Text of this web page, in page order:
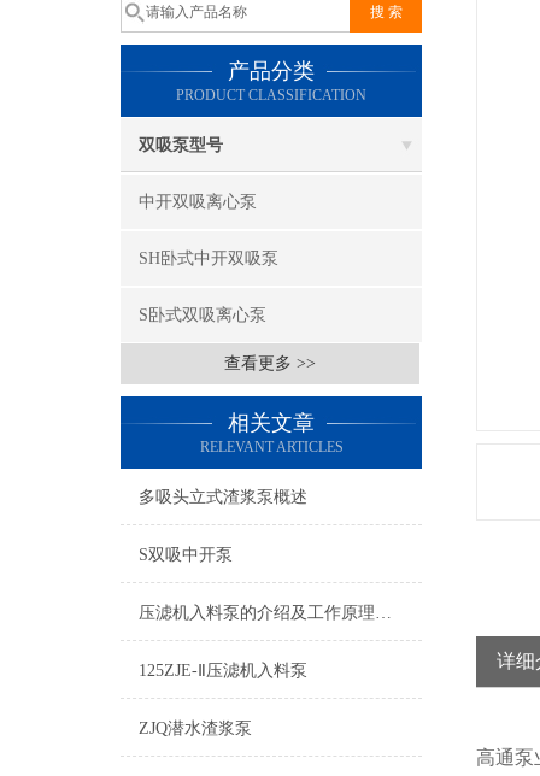
产品分类
PRODUCT CLASSIFICATION
双吸泵型号
中开双吸离心泵
SH卧式中开双吸泵
S卧式双吸离心泵
查看更多 >>
相关文章
RELEVANT ARTICLES
多吸头立式渣浆泵概述
S双吸中开泵
压滤机入料泵的介绍及工作原理说明
125ZJE-Ⅱ压滤机入料泵
ZJQ潜水渣浆泵
详细
高通泵